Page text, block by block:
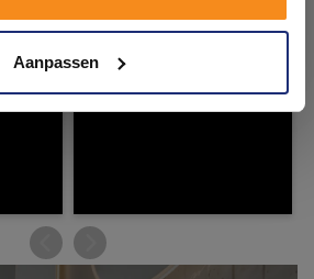
Aanpassen
en ervaar zelf het verschil!